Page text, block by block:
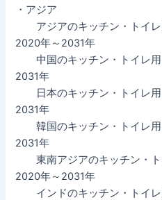
・アジア
アジアのキッチン・トイレ
2020年～2031年
中国のキッチン・トイレ用
2031年
日本のキッチン・トイレ用
2031年
韓国のキッチン・トイレ用
2031年
東南アジアのキッチン・ト
2020年～2031年
インドのキッチン・トイレ